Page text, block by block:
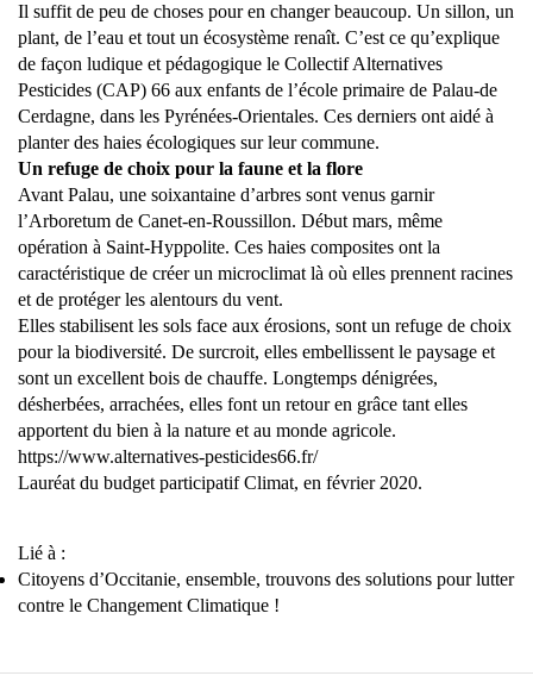
Il suffit de peu de choses pour en changer beaucoup. Un sillon, un
plant, de l’eau et tout un écosystème renaît. C’est ce qu’explique
de façon ludique et pédagogique le Collectif Alternatives
Pesticides (CAP) 66 aux enfants de l’école primaire de Palau-de
Cerdagne, dans les Pyrénées-Orientales. Ces derniers ont aidé à
planter des haies écologiques sur leur commune.
Un refuge de choix pour la faune et la flore
Avant Palau, une soixantaine d’arbres sont venus garnir
l’Arboretum de Canet-en-Roussillon. Début mars, même
opération à Saint-Hyppolite. Ces haies composites ont la
caractéristique de créer un microclimat là où elles prennent racines
et de protéger les alentours du vent.
Elles stabilisent les sols face aux érosions, sont un refuge de choix
pour la biodiversité. De surcroit, elles embellissent le paysage et
sont un excellent bois de chauffe. Longtemps dénigrées,
désherbées, arrachées, elles font un retour en grâce tant elles
apportent du bien à la nature et au monde agricole.
https://www.alternatives-pesticides66.fr/
Lauréat du budget participatif Climat, en février 2020.
Lié à :
Citoyens d’Occitanie, ensemble, trouvons des solutions pour lutter
contre le Changement Climatique !